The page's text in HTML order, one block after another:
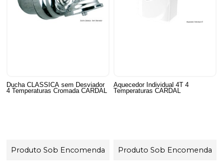
Ducha CLASSICA sem Desviador
4 Temperaturas Cromada CARDAL
Produto Sob Encomenda
Aquecedor Individual 4T 4
Temperaturas CARDAL
Produto Sob Encomenda